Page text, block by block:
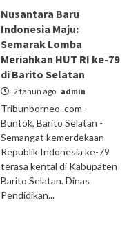
Nusantara Baru
Indonesia Maju:
Semarak Lomba
Meriahkan HUT RI ke-79
di Barito Selatan
2 tahun ago admin
Tribunborneo .com -
Buntok, Barito Selatan -
Semangat kemerdekaan
Republik Indonesia ke-79
terasa kental di Kabupaten
Barito Selatan. Dinas
Pendidikan...